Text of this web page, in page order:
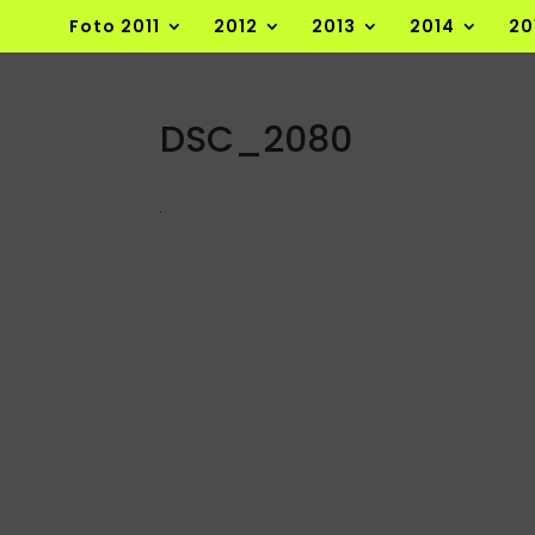
Foto 2011 2012 2013 2014
DSC_2080